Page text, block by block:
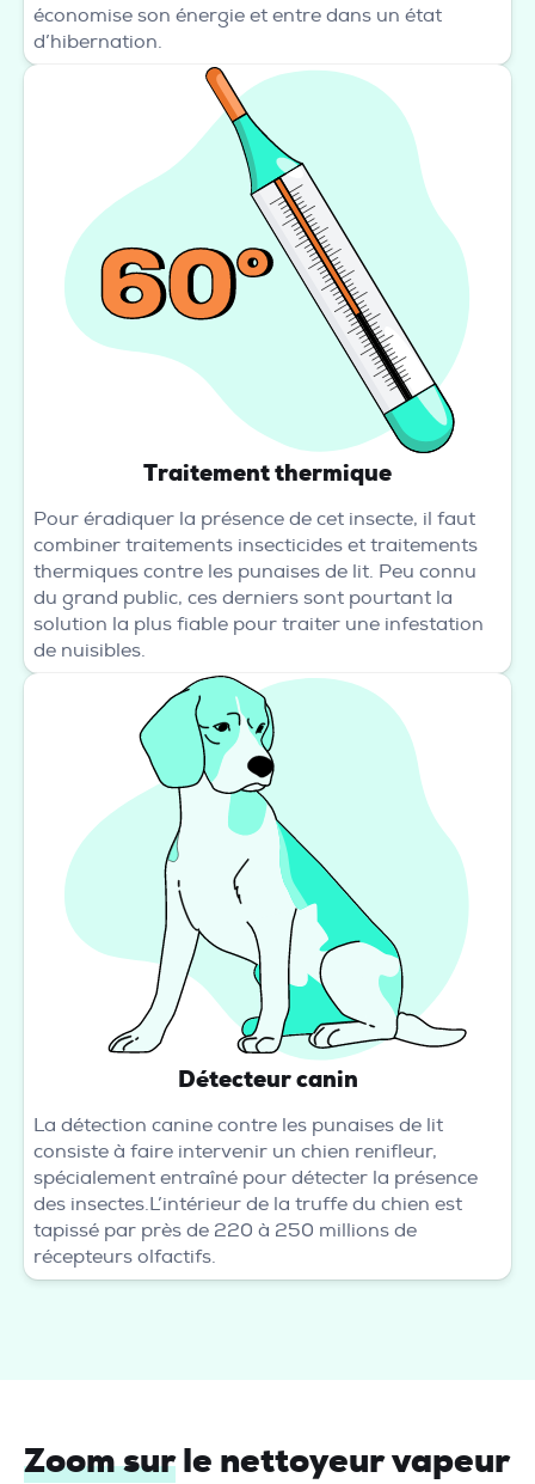
économise son énergie et entre dans un état
d’hibernation.
Traitement thermique
Pour éradiquer la présence de cet insecte, il faut
combiner traitements insecticides et traitements
thermiques contre les punaises de lit. Peu connu
du grand public, ces derniers sont pourtant la
solution la plus fiable pour traiter une infestation
de nuisibles.
Détecteur canin
La détection canine contre les punaises de lit
consiste à faire intervenir un chien renifleur,
spécialement entraîné pour détecter la présence
des insectes.L’intérieur de la truffe du chien est
tapissé par près de 220 à 250 millions de
récepteurs olfactifs.
Zoom surle nettoyeur vapeur